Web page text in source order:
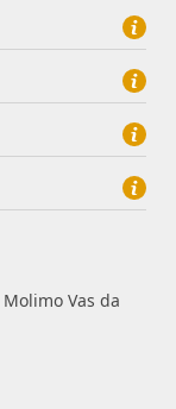
- Virovitica
- Virovitica
mreži -
mreži -
- Osijek
Vas da